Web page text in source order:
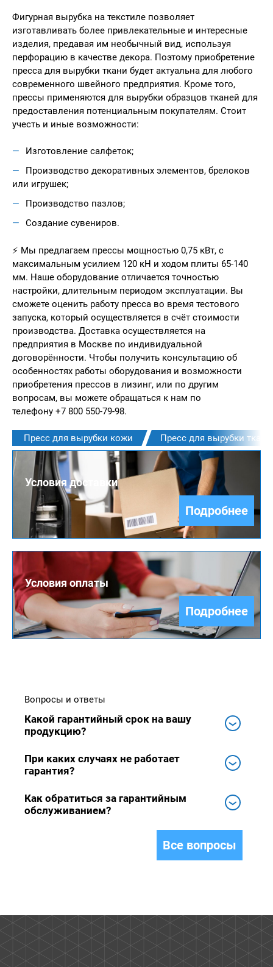
Фигурная вырубка на текстиле позволяет
изготавливать более привлекательные и интересные
изделия, предавая им необычный вид, используя
перфорацию в качестве декора. Поэтому приобретение
пресса для вырубки ткани будет актуальна для любого
современного швейного предприятия. Кроме того,
прессы применяются для вырубки образцов тканей для
предоставления потенциальным покупателям. Стоит
учесть и иные возможности:
Изготовление салфеток;
Производство декоративных элементов, брелоков
или игрушек;
Производство пазлов;
Создание сувениров.
⚡ Мы предлагаем прессы мощностью 0,75 кВт, с
максимальным усилием 120 кН и ходом плиты 65-140
мм. Наше оборудование отличается точностью
настройки, длительным периодом эксплуатации. Вы
сможете оценить работу пресса во время тестового
запуска, который осуществляется в счёт стоимости
производства. Доставка осуществляется на
предприятия в Москве по индивидуальной
договорённости. Чтобы получить консультацию об
особенностях работы оборудования и возможности
приобретения прессов в лизинг, или по другим
вопросам, вы можете обращаться к нам по
телефону +7 800 550-79-98.
Пресс для вырубки кожи Пресс для вырубки ткани
Условия доставки
Подробнее
Условия оплаты
Подробнее
Вопросы и ответы
Какой гарантийный срок на вашу
продукцию?
При каких случаях не работает
гарантия?
Как обратиться за гарантийным
обслуживанием?
Все вопросы